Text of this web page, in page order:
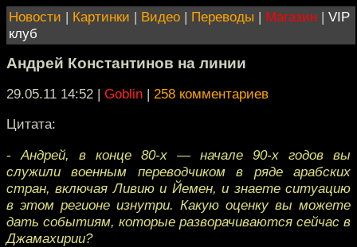
Новости | Картинки | Видео | Переводы | Магазин | VIP
клуб
Андрей Константинов на линии
29.05.11 14:52 | Goblin | 258 комментариев
Цитата:
- Андрей, в конце 80-х — начале 90-х годов вы
служили военным переводчиком в ряде арабских
стран, включая Ливию и Йемен, и знаете ситуацию
в этом регионе изнутри. Какую оценку вы можете
дать событиям, которые разворачиваются сейчас в
Джамахирии?